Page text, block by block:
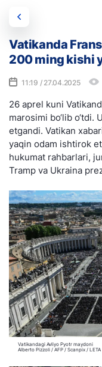
Vatikanda
200 ming kishi
11:19 / 27.04.2025
26 aprel kuni
marosimi bo‘lib
etgandi. Vatikan
yaqin odam ishtirok
hukumat rahbarlari,
Tramp va Ukraina
Vatikandagi Avliyo Pyotr maydoni
Alberto Pizzoli / AFP / Scanpix / LETA